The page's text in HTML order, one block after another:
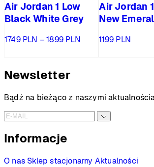
Air Jordan 1 Low
Black White Grey
1749 PLN – 1899 PLNZakres
Air Jordan
New
1199 PLN
Newsletter
Bądź na bieżąco z naszymi
Informacje
O nas Sklep stacjonarny Aktualności